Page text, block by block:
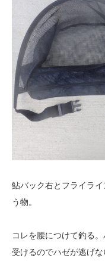
鮎バック右とフライラ
う物。
コレを腰につけて釣る
受けるのでハゼが逃げな